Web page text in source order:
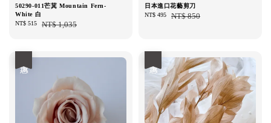
50290-011芒萁 Mountain Fern-
White 白
Sale
NT$ 515
Regular
NT$ 1,035
日本進口花藝剪刀
Sale
NT$ 495
Regular
NT$ 850